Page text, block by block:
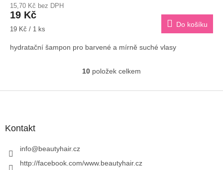
15,70 Kč bez DPH
19 Kč
Měrná
19 Kč / 1 ks
Do košíku
hydratační šampon pro barvené a mírně suché vlasy
O
l
r
10 položek celkem
Kontakt
info@beautyhair.cz
http://facebook.com/www.beautyhair.cz